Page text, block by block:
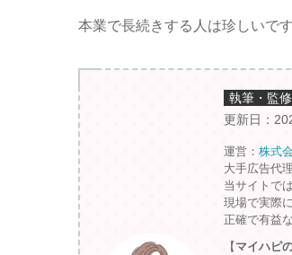
本業で長続きする人は珍しいです
執筆・監修
更新日：
運営： 株式
大手広告代
当サイトで
現場で実際
正確で有益
【 マイハピ